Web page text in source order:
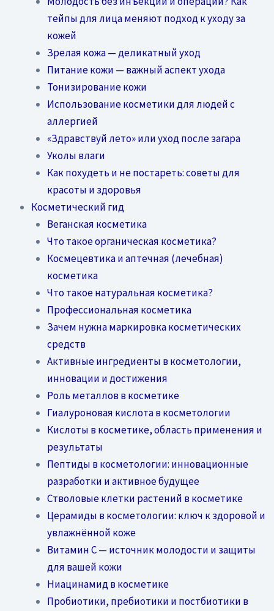
тейпы для лица меняют подход к уходу за
кожей
Зрелая кожа — деликатный уход
Питание кожи — важный аспект ухода
Тонизирование кожи
Использование косметики для людей с
аллергией
«Здравствуй лето» или уход после загара
Уколы влаги
Как похудеть и не постареть: советы для
красоты и здоровья
Косметический гид
Веганская косметика
Что такое органическая косметика?
Космецевтика и аптечная (лечебная)
косметика
Что такое натуральная косметика?
Профессиональная косметика
Зачем нужна маркировка косметических
средств
Активные ингредиенты в косметологии,
инновации и достижения
Роль металлов в косметике
Гиалуроновая кислота в косметологии
Кислоты в косметике, область применения и
результаты
Пептиды в косметологии: инновационные
разработки и активное будущее
Стволовые клетки растений в косметике
Церамиды в косметологии: ключ к здоровой и
увлажнённой коже
Витамин C — источник молодости и защиты
для вашей кожи
Ниацинамид в косметике
Пробиотики, пребиотики и постбиотики в